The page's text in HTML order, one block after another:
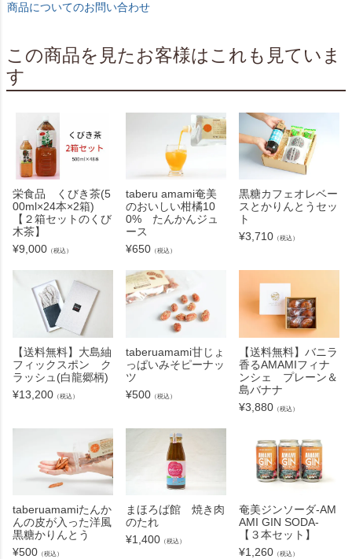
商品についてのお問い合わせ
この商品を見たお客様はこれも見ていま
す
栄食品 くびき茶(5
00ml×24本×2箱)
【２箱セットのくび
木茶】
¥9,000 （税込）
taberu amami奄美
のおいしい柑橘10
0% たんかんジュ
ース
¥650 （税込）
黒糖カフェオレベー
スとかりんとうセッ
ト
¥3,710 （税込）
【送料無料】大島紬
フィックスポン ク
ラッシュ(白龍郷柄)
¥13,200 （税込）
taberuamami甘じょ
っぱいみそピーナッ
ツ
¥500 （税込）
【送料無料】バニラ
香るAMAMIフィナ
ンシェ プレーン＆
島バナナ
¥3,880 （税込）
taberuamamiたんか
んの皮が入った洋風
黒糖かりんとう
¥500 （税込）
まほろば館 焼き肉
のたれ
¥1,400 （税込）
奄美ジンソーダ-AM
AMI GIN SODA-
【３本セット】
¥1,260 （税込）